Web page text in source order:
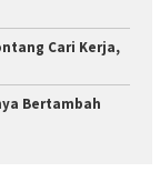
Cari Kerja,
Bertambah